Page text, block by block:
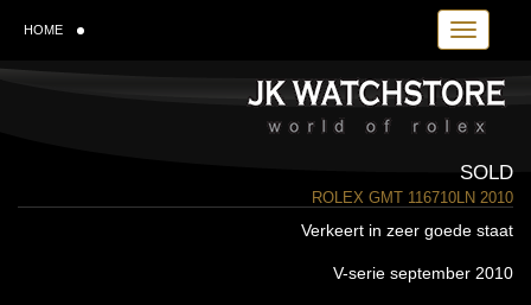
Toggle
HOME
SOLD
ROLEX GMT 116710LN 2010
Verkeert in zeer goede staat
V-serie september 2010